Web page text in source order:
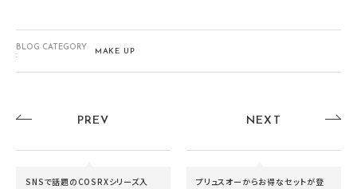
BLOG CATEGORY
:
MAKE UP
PREV
SNSで話題のCOSRXシリーズ入
NEXT
プリュスオーからお得なセットが登